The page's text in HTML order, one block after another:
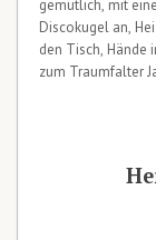
gemütlich, mit
Discokugel an,
den Tisch, Hände
zum Traumfalter